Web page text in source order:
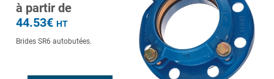
à partir de
44.53€ HT
Brides SR6 autobutées.